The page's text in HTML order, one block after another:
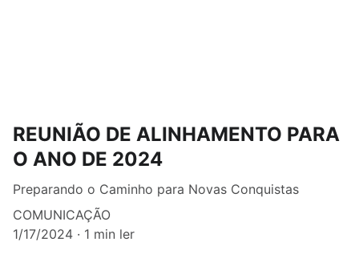
REUNIÃO DE ALINHAMENTO PARA
O ANO DE 2024
Preparando o Caminho para Novas Conquistas
COMUNICAÇÃO
1/17/2024
1 min ler